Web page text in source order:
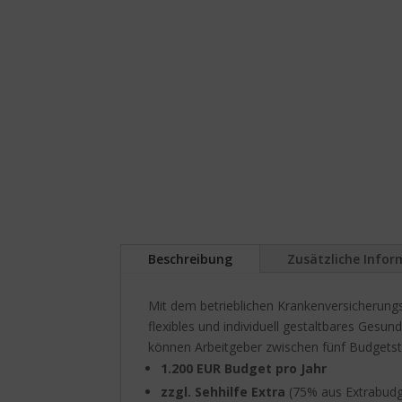
Beschreibung Zusätzliche
Mit dem betrieblichen
flexibles und individuell gestaltbares
können Arbeitgeber zwischen fünf
1.200 EUR Budget pro Jahr
zzgl. Sehhilfe Extra (75% aus